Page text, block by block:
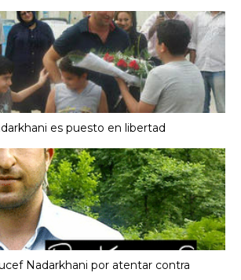
es puesto en libertad
Nadarkhani por atentar contra